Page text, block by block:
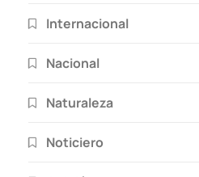
Internacional
Nacional
Naturaleza
Noticiero